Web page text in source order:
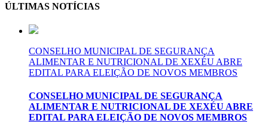
ÚLTIMAS NOTÍCIAS
CONSELHO MUNICIPAL DE SEGURANÇA
ALIMENTAR E NUTRICIONAL DE XEXÉU ABRE
EDITAL PARA ELEIÇÃO DE NOVOS MEMBROS
CONSELHO MUNICIPAL DE SEGURANÇA
ALIMENTAR E NUTRICIONAL DE XEXÉU ABRE
EDITAL PARA ELEIÇÃO DE NOVOS MEMBROS